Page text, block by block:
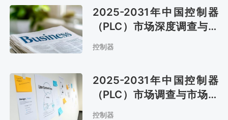
2025-2031年中国控制器
（PLC）市场深度调查与未
来前景预测报告
控制器
2025-2031年中国控制器
（PLC）市场调查与市场运
营趋势报告
控制器